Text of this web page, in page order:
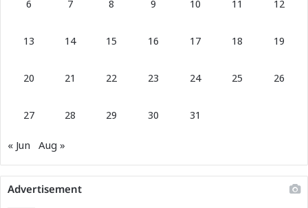
6 7 8 9 10 11 12
13 14 15 16 17 18 19
20 21 22 23 24 25 26
27 28 29 30 31
« Jun Aug »
Advertisement